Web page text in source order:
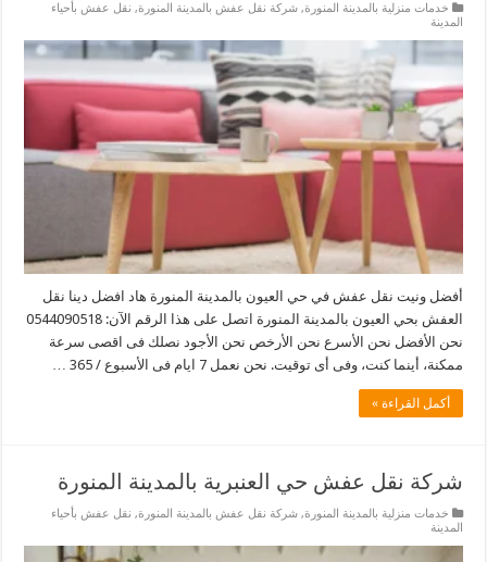
خدمات منزلية بالمدينة المنورة,شركة نقل عفش بالمدينة المنورة, نقل عفش بأحياء
المدينة
أفضل ونيت نقل عفش في حي العيون بالمدينة المنورة هاد افضل دينا نقل
العفش بحي العيون بالمدينة المنورة اتصل على هذا الرقم الآن: 0544090518
نحن الأفضل نحن الأسرع نحن الأرخص نحن الأجود نصلك فى اقصى سرعة
ممكنة، أينما كنت، وفى أى توقيت. نحن نعمل 7 ايام فى الأسبوع / 365 …
أكمل القراءة »
شركة نقل عفش حي العنبرية بالمدينة المنورة
خدمات منزلية بالمدينة المنورة,شركة نقل عفش بالمدينة المنورة, نقل عفش بأحياء
المدينة